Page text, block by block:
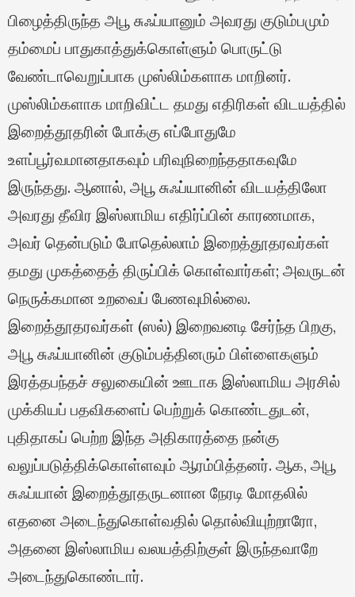
பிழைத்திருந்த அபூ சுஃப்யானும் அவரது குடும்பமும்
தம்மைப் பாதுகாத்துக்கொள்ளும் பொருட்டு
வேண்டாவெறுப்பாக முஸ்லிம்களாக மாறினர்.
முஸ்லிம்களாக மாறிவிட்ட தமது எதிரிகள் விடயத்தில்
இறைத்தூதரின் போக்கு எப்போதுமே
உளப்பூர்வமானதாகவும் பரிவுநிறைந்ததாகவுமே
இருந்தது. ஆனால், அபூ சுஃப்யானின் விடயத்திலோ
அவரது தீவிர இஸ்லாமிய எதிர்ப்பின் காரணமாக,
அவர் தென்படும் போதெல்லாம் இறைத்தூதரவர்கள்
தமது முகத்தைத் திருப்பிக் கொள்வார்கள்; அவருடன்
நெருக்கமான உறவைப் பேணவுமில்லை.
இறைத்தூதரவர்கள் (ஸல்) இறைவனடி சேர்ந்த பிறகு,
அபூ சுஃப்யானின் குடும்பத்தினரும் பிள்ளைகளும்
இரத்தபந்தச் சலுகையின் ஊடாக இஸ்லாமிய அரசில்
முக்கியப் பதவிகளைப் பெற்றுக் கொண்டதுடன்,
புதிதாகப் பெற்ற இந்த அதிகாரத்தை நன்கு
வலுப்படுத்திக்கொள்ளவும் ஆரம்பித்தனர். ஆக, அபூ
சுஃப்யான் இறைத்தூதருடனான நேரடி மோதலில்
எதனை அடைந்துகொள்வதில் தொல்வியுற்றாரோ,
அதனை இஸ்லாமிய வலயத்திற்குள் இருந்தவாறே
அடைந்துகொண்டார்.